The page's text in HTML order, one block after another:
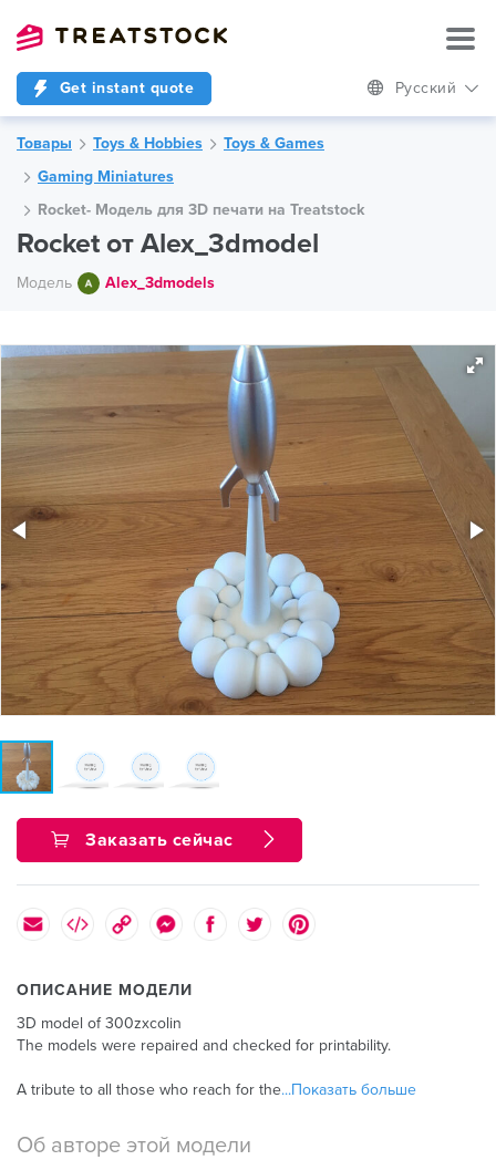
Get instant quote Русский
Товары Toys & Hobbies
Toys & Games
Gaming Miniatures
Rocket- Модель для 3D печати на Treatstock
Rocket от Alex_3dmodel
Модель Alex_3dmodels
Заказать сейчас
ОПИСАНИЕ МОДЕЛИ
3D model of 300zxcolin
The models were repaired and checked for printability.
A tribute to all those who reach for the...Показать больше
Об авторе этой модели